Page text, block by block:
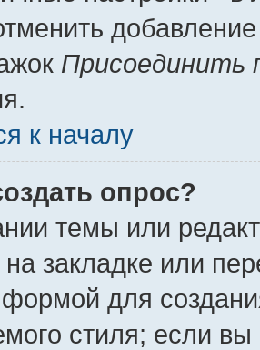
Присоединить
к началу
опрос?
темы или
закладке или
для
стиля; если